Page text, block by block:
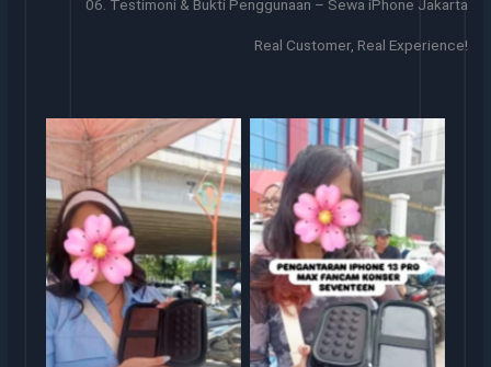
06. Testimoni & Bukti Penggunaan – Sewa iPhone Jakarta
Real Customer, Real Experience!
Sewa iphone Sewa iphone jakarta